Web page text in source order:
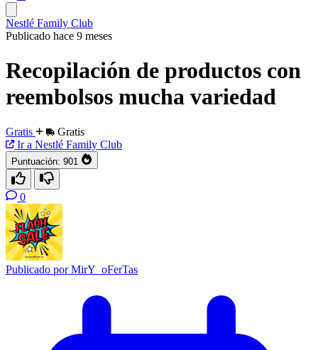
Nestlé Family Club
Publicado hace 9 meses
Recopilación de productos con
reembolsos mucha variedad
Gratis
Gratis
Ir a Nestlé Family Club
Puntuación: 901
0
Publicado porMirY_oFerTas